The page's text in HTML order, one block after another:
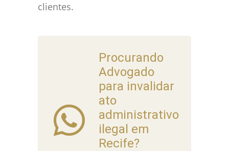
clientes.
Procurando
Advogado
para invalidar
ato
administrativo
ilegal em
Recife?